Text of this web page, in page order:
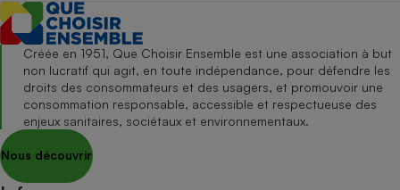
Créée en 1951, Que Choisir Ensemble est une association à but
non lucratif qui agit, en toute indépendance, pour défendre les
droits des consommateurs et des usagers, et promouvoir une
consommation responsable, accessible et respectueuse des
enjeux sanitaires, sociétaux et environnementaux.
Nous découvrir